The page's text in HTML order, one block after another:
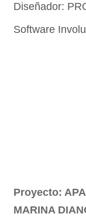
Diseñador:
Software
Proyecto:
MARINA